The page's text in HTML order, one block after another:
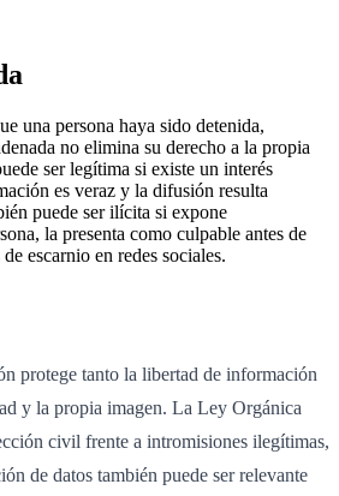
una persona haya sido detenida,
no elimina su derecho a la propia
ser legítima si existe un interés
es veraz y la difusión resulta
puede ser ilícita si expone
la presenta como culpable antes de
escarnio en redes sociales.
protege tanto la libertad de información
y la propia imagen. La Ley Orgánica
civil frente a intromisiones ilegítimas,
de datos también puede ser relevante